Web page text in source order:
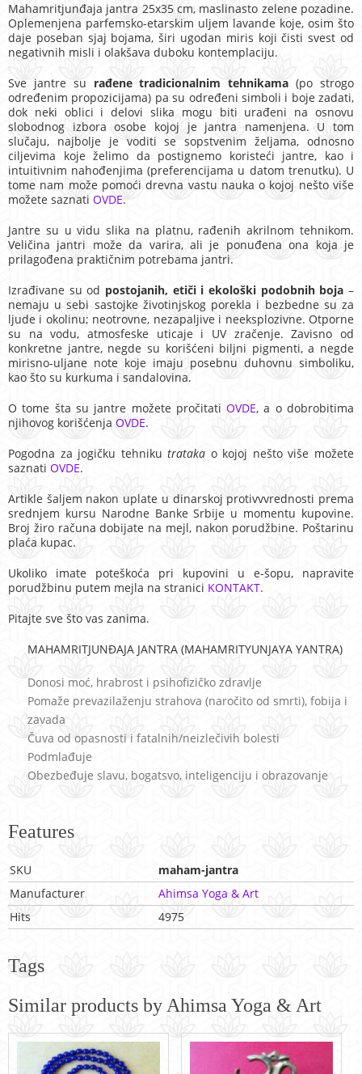
Mahamritjunđaja jantra 25x35 cm, maslinasto zelene pozadine.
Oplemenjena parfemsko-etarskim uljem lavande koje, osim što
daje poseban sjaj bojama, širi ugodan miris koji čisti svest od
negativnih misli i olakšava duboku kontemplaciju.
Sve jantre su rađene tradicionalnim tehnikama (po strogo
određenim propozicijama) pa su određeni simboli i boje zadati,
dok neki oblici i delovi slika mogu biti urađeni na osnovu
slobodnog izbora osobe kojoj je jantra namenjena. U tom
slučaju, najbolje je voditi se sopstvenim željama, odnosno
ciljevima koje želimo da postignemo koristeći jantre, kao i
intuitivnim nahođenjima (preferencijama u datom trenutku). U
tome nam može pomoći drevna vastu nauka o kojoj nešto više
možete saznati OVDE.
Jantre su u vidu slika na platnu, rađenih akrilnom tehnikom.
Veličina jantri može da varira, ali je ponuđena ona koja je
prilagođena praktičnim potrebama jantri.
Izrađivane su od postojanih, etiči i ekološki podobnih boja –
nemaju u sebi sastojke životinjskog porekla i bezbedne su za
ljude i okolinu; neotrovne, nezapaljive i neeksplozivne. Otporne
su na vodu, atmosfeske uticaje i UV zračenje. Zavisno od
konkretne jantre, negde su korišćeni biljni pigmenti, a negde
mirisno-uljane note koje imaju posebnu duhovnu simboliku,
kao što su kurkuma i sandalovina.
O tome šta su jantre možete pročitatiOVDE, a o dobrobitima
njihovog korišćenja OVDE.
Pogodna za jogičku tehnikutrataka o kojoj nešto više možete
saznati OVDE.
Artikle šaljem nakon uplate u dinarskoj protivvvrednosti prema
srednjem kursu Narodne Banke Srbije u momentu kupovine.
Broj žiro računa dobijate na mejl, nakon porudžbine. Poštarinu
plaća kupac.
Ukoliko imate poteškoća pri kupovini u e-šopu, napravite
porudžbinu putem mejla na stranici KONTAKT.
Pitajte sve što vas zanima.
MAHAMRITJUNĐAJA JANTRA (MAHAMRITYUNJAYA YANTRA)
Donosi moć, hrabrost i psihofizičko zdravlje
Pomaže prevazilaženju strahova (naročito od smrti), fobija i
zavada
Čuva od opasnosti i fatalnih/neizlečivih bolesti
Podmlađuje
Obezbeđuje slavu, bogatsvo, inteligenciju i obrazovanje
Features
SKU
maham-jantra
Manufacturer
Ahimsa Yoga & Art
Hits
4975
Tags
Similar products by Ahimsa Yoga & Art